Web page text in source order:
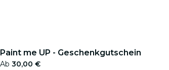
Paint me UP - Geschenkgutschein
Ab 30,00 €